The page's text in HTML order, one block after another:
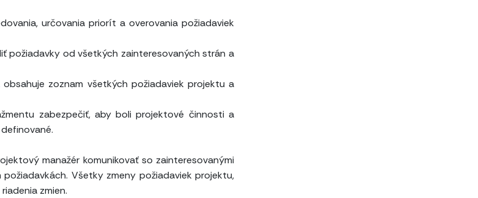
určovania priorít a overovania požiadaviek
požiadavky od všetkých zainteresovaných strán a
zoznam všetkých požiadaviek projektu a
zabezpečiť, aby boli projektové činnosti a
manažér komunikovať so zainteresovanými
Všetky zmeny požiadaviek projektu,
zmien.